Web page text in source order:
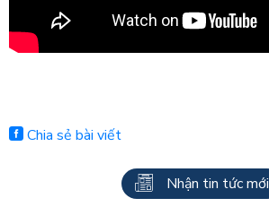
Chia sẻ bài viết
Nhận tin tức mới